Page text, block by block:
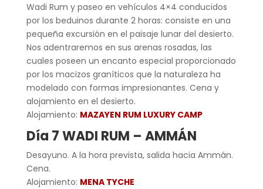
Wadi Rum y paseo en vehículos 4×4 conducidos
por los beduinos durante 2 horas: consiste en una
pequeña excursión en el paisaje lunar del desierto.
Nos adentraremos en sus arenas rosadas, las
cuales poseen un encanto especial proporcionado
por los macizos graníticos que la naturaleza ha
modelado con formas impresionantes. Cena y
alojamiento en el desierto.
Alojamiento: MAZAYEN RUM LUXURY CAMP
Día 7 WADI RUM – AMMÁN
Desayuno. A la hora prevista, salida hacia Ammán.
Cena.
Alojamiento: MENA TYCHE